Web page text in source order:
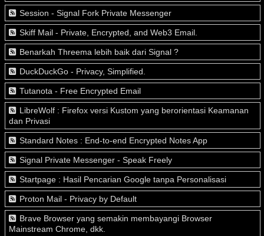
Session - Signal Fork Private Messenger
Skiff Mail - Private, Encrypted, and Web3 Email.
Benarkah Threema lebih baik dari Signal ?
DuckDuckGo - Privacy, Simplified.
Tutanota - Free Encrypted Email
LibreWolf : Firefox versi Kustom yang berorientasi Keamanan
dan Privasi
Standard Notes : End-to-end Encrypted Notes App
Signal Private Messenger - Speak Freely
Startpage : Hasil Pencarian Google tanpa Personalisasi
Proton Mail - Privacy by Default
Brave Browser yang semakin membayangi Browser
Mainstream Chrome, dkk.